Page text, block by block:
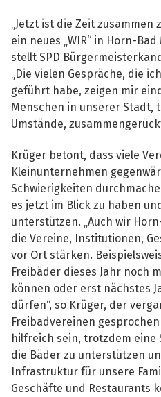
„Jetzt ist die Zeit
ein neues „WIR“ in Horn-
stellt SPD
„Die vielen Gespräche, die
geführt habe, zeigen mir
Menschen in unserer Stadt,
Umstände,
Krüger betont, dass viele
Kleinunternehmen
Schwierigkeiten
es jetzt im Blick zu haben
unterstützen. „Auch wir
die Vereine, Institutionen,
vor Ort stärken.
Freibäder dieses Jahr noch
können oder erst nächstes
dürfen“, so Krüger, der
Freibadvereinen
hilfreich sein, trotzdem eine
die Bäder zu unterstützen
Infrastruktur für unsere
Geschäfte und Restaurants